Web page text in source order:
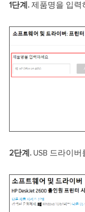
1단계.제품명을 입력
2단계.USB 드라이버